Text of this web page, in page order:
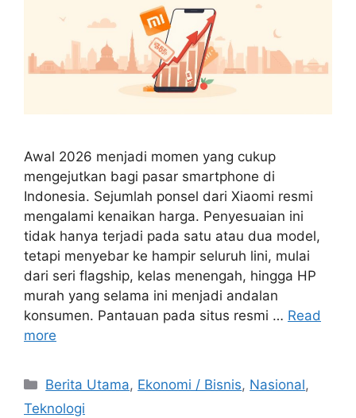
Awal 2026 menjadi momen yang cukup
mengejutkan bagi pasar smartphone di
Indonesia. Sejumlah ponsel dari Xiaomi resmi
mengalami kenaikan harga. Penyesuaian ini
tidak hanya terjadi pada satu atau dua model,
tetapi menyebar ke hampir seluruh lini, mulai
dari seri flagship, kelas menengah, hingga HP
murah yang selama ini menjadi andalan
konsumen. Pantauan pada situs resmi … Read
more
C
a
Berita Utama, Ekonomi / Bisnis, Nasional,
Teknologi